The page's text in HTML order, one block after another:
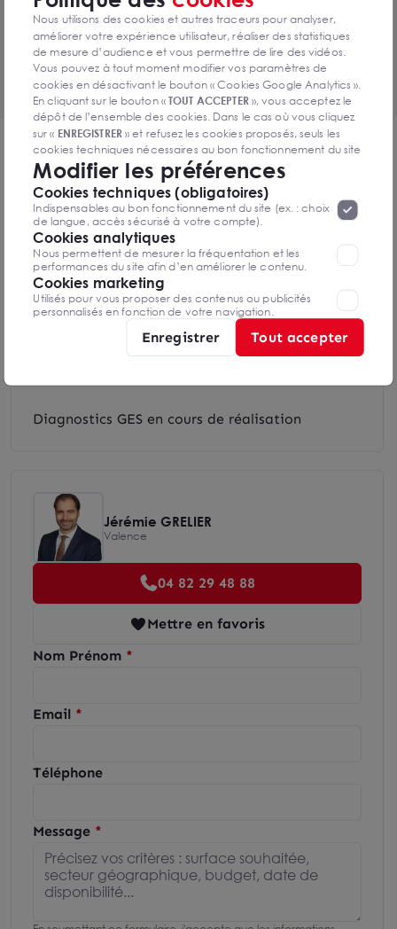
Toutes les surfaces disponibles
2 lots de 12m² à 256m² disponibles
Voir le tableau complet
DPE & GES
Diagnostic de performance énergétique
Diagnostics DPE en cours de réalisation
Indice d'émission de gaz à effet de serre
Diagnostics GES en cours de réalisation
Jérémie GRELIER
Valence
04 82 29 48 88
Mettre en favoris
Nom Prénom
Email
Téléphone
Message
Nous utilisons des cookies et autres traceurs pour analyser,
améliorer votre expérience utilisateur, réaliser des statistiques
de mesure d’audience et vous permettre de lire des vidéos.
Vous pouvez à tout moment modifier vos paramètres de
cookies en désactivant le bouton « Cookies Google Analytics ».
En cliquant sur le bouton «TOUT ACCEPTER», vous acceptez le
dépôt de l’ensemble des cookies. Dans le cas où vous cliquez
sur « ENREGISTRER» et refusez les cookies proposés, seuls les
cookies techniques nécessaires au bon fonctionnement du site
seront déposés. Pour plus d’informations, vous pouvez consulter
«Protection des données à caractère
personnel ».Lorsque vous naviguez sur notre site internet, il
peut être amenée à déposer des cookies. Vous avez la
possibilité de désactiver les cookies, ces réglages ne seront
valables que sur le navigateur que vous utilisez actuellement
Modifier les préférences
Cookies techniques (obligatoires)
Indispensables au bon fonctionnement du site (ex. : choix
de langue, accès sécurisé à votre compte).
Cookies analytiques
Nous permettent de mesurer la fréquentation et les
performances du site afin d’en améliorer le contenu.
Cookies marketing
Utilisés pour vous proposer des contenus ou publicités
personnalisés en fonction de votre navigation.
Enregistrer Tout accepter